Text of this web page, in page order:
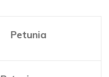
Petunia